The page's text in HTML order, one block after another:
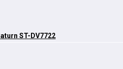
ST-DV7722